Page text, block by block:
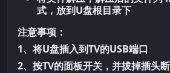
式，放到U盘根目录下
注意事项：
1、将U盘插入到TV的USB端口
2、按TV的面板开关，并拔掉插头